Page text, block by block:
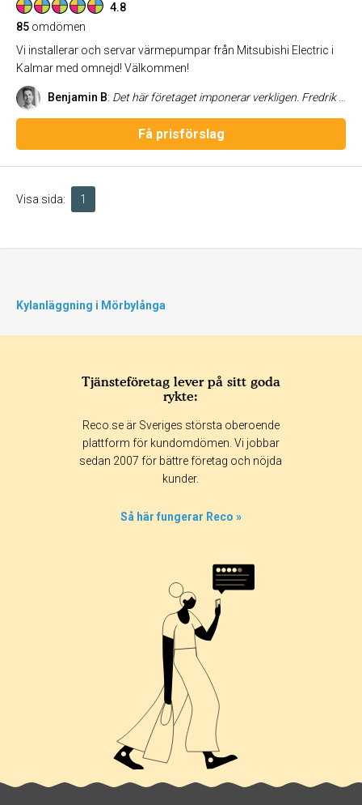
4.8
85 omdömen
Vi installerar och servar värmepumpar från Mitsubishi Electric i
Kalmar med omnejd! Välkommen!
Benjamin B: Det här företaget imponerar verkligen. Fredrik och Linus är inte bara proffsiga utan också trevliga och lätta att ha och göra med. De är punktliga, svarar snabbt, och deras arbete är både effektivt och noggrant. När projektet var över lämnade de en ordnad arbetsplats. Deras lyhördhet och smidighet gjorde hela processen enkel och behaglig. Installationen av värmepumpen gick smidigt, och nu njuter vi gott av resultatet. Dessutom är de hundvänliga, vilket är en bonus. Sammanfattningsvis överträffade de mina förväntningar. Helt nöjd och rekommenderar dem varmt!
Få prisförslag
Visa sida: 1
Kylanläggning i Mörbylånga
Tjänsteföretag lever på sitt goda
rykte:
Reco.se är Sveriges största oberoende
plattform för kundomdömen. Vi jobbar
sedan 2007 för bättre företag och nöjda
kunder.
Så här fungerar Reco »